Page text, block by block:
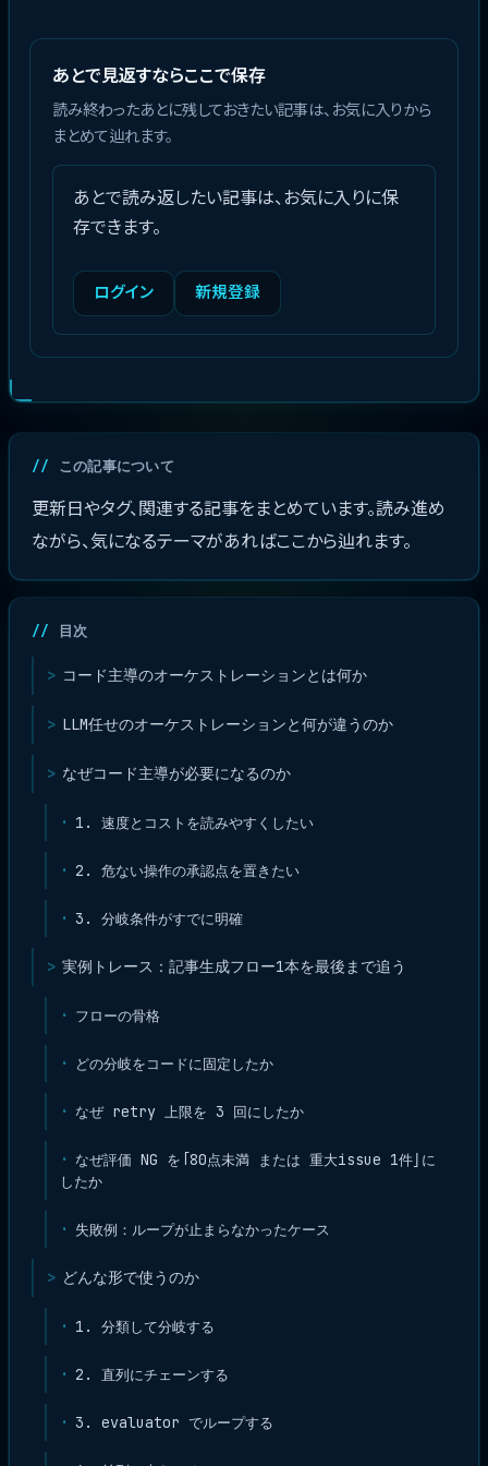
あとで見返すならここで保存
読み終わったあとに残しておきたい記事は、お気に入りから
まとめて辿れます。
あとで読み返したい記事は、お気に入りに保
存できます。
ログイン 新規登録
この記事について
更新日やタグ、関連する記事をまとめています。読み進め
ながら、気になるテーマがあればここから辿れます。
目次
コード主導のオーケストレーションとは何か
LLM任せのオーケストレーションと何が違うのか
なぜコード主導が必要になるのか
1. 速度とコストを読みやすくしたい
2. 危ない操作の承認点を置きたい
3. 分岐条件がすでに明確
実例トレース：記事生成フロー1本を最後まで追う
フローの骨格
どの分岐をコードに固定したか
なぜ retry 上限を 3 回にしたか
なぜ評価 NG を「80点未満 または 重大issue 1件」に
したか
失敗例：ループが止まらなかったケース
どんな形で使うのか
1. 分類して分岐する
2. 直列にチェーンする
3. evaluator でループする